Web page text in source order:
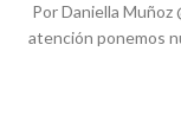
Por Daniella
atención ponemos